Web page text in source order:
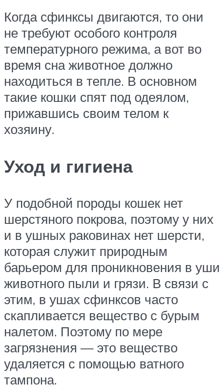
Когда сфинксы двигаются, то они
не требуют особого контроля
температурного режима, а вот во
время сна животное должно
находиться в тепле. В основном
такие кошки спят под одеялом,
прижавшись своим телом к
хозяину.
Уход и гигиена
У подобной породы кошек нет
шерстяного покрова, поэтому у них
и в ушных раковинах нет шерсти,
которая служит природным
барьером для проникновения в уши
животного пыли и грязи. В связи с
этим, в ушах сфинксов часто
скапливается вещество с бурым
налетом. Поэтому по мере
загрязнения — это вещество
удаляется с помощью ватного
тампона.